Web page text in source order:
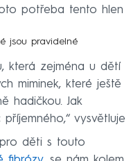
potřeba tento hlen
jsou pravidelné
která zejména u dětí
miminek, které ještě
hadičkou. Jak
vysvětluje
děti s touto